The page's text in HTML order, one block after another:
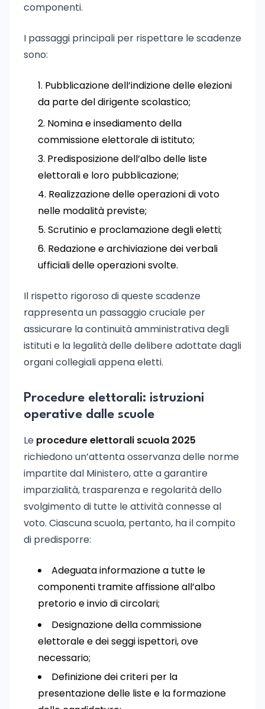
componenti.
I passaggi principali per rispettare le scadenze
sono:
Pubblicazione dell’indizione delle elezioni
da parte del dirigente scolastico;
Nomina e insediamento della
commissione elettorale di istituto;
Predisposizione dell’albo delle liste
elettorali e loro pubblicazione;
Realizzazione delle operazioni di voto
nelle modalità previste;
Scrutinio e proclamazione degli eletti;
Redazione e archiviazione dei verbali
ufficiali delle operazioni svolte.
Il rispetto rigoroso di queste scadenze
rappresenta un passaggio cruciale per
assicurare la continuità amministrativa degli
istituti e la legalità delle delibere adottate dagli
organi collegiali appena eletti.
Procedure elettorali: istruzioni
operative dalle scuole
Le procedure elettorali scuola 2025
richiedono un’attenta osservanza delle norme
impartite dal Ministero, atte a garantire
imparzialità, trasparenza e regolarità dello
svolgimento di tutte le attività connesse al
voto. Ciascuna scuola, pertanto, ha il compito
di predisporre:
Adeguata informazione a tutte le
componenti tramite affissione all’albo
pretorio e invio di circolari;
Designazione della commissione
elettorale e dei seggi ispettori, ove
necessario;
Definizione dei criteri per la
presentazione delle liste e la formazione